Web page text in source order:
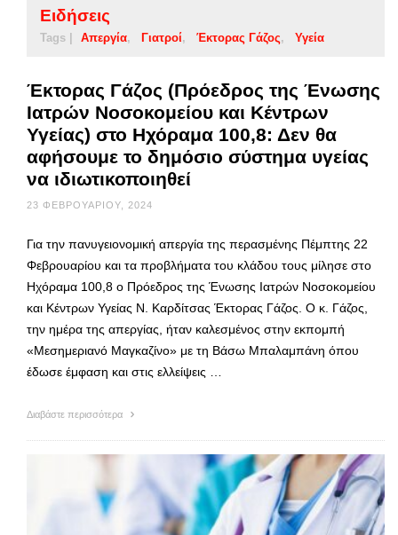
Ειδήσεις
Tags | Απεργία Γιατροί Έκτορας Γάζος Υγεία
Έκτορας Γάζος (Πρόεδρος της Ένωσης
Ιατρών Νοσοκομείου και Κέντρων
Υγείας) στο Ηχόραμα 100,8: Δεν θα
αφήσουμε το δημόσιο σύστημα υγείας
να ιδιωτικοποιηθεί
23 ΦΕΒΡΟΥΑΡΊΟΥ, 2024
Για την πανυγειονομική απεργία της περασμένης Πέμπτης 22
Φεβρουαρίου και τα προβλήματα του κλάδου τους μίλησε στο
Ηχόραμα 100,8 ο Πρόεδρος της Ένωσης Ιατρών Νοσοκομείου
και Κέντρων Υγείας Ν. Καρδίτσας Έκτορας Γάζος. Ο κ. Γάζος,
την ημέρα της απεργίας, ήταν καλεσμένος στην εκπομπή
«Μεσημεριανό Μαγκαζίνο» με τη Βάσω Μπαλαμπάνη όπου
έδωσε έμφαση και στις ελλείψεις …
Διαβάστε περισσότερα